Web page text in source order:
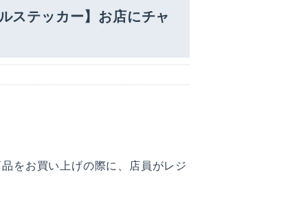
ステッカー】お店にチャ
をお買い上げの際に、店員がレジ